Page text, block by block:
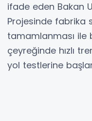
ifade eden Bakan
Projesinde fabrika
tamamlanması ile
çeyreğinde hızlı
yol testlerine